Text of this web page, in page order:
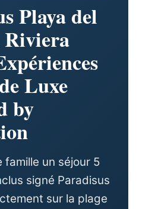
Playa del
Luxe
by
famille un séjour 5
signé Paradisus
sur la plage